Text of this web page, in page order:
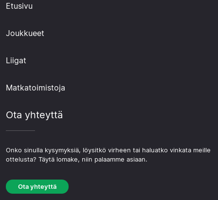
Etusivu
Joukkueet
Liigat
Matkatoimistoja
Ota yhteyttä
Onko sinulla kysymyksiä, löysitkö virheen tai haluatko vinkata meille
ottelusta? Täytä lomake, niin palaamme asiaan.
Ota yhteyttä